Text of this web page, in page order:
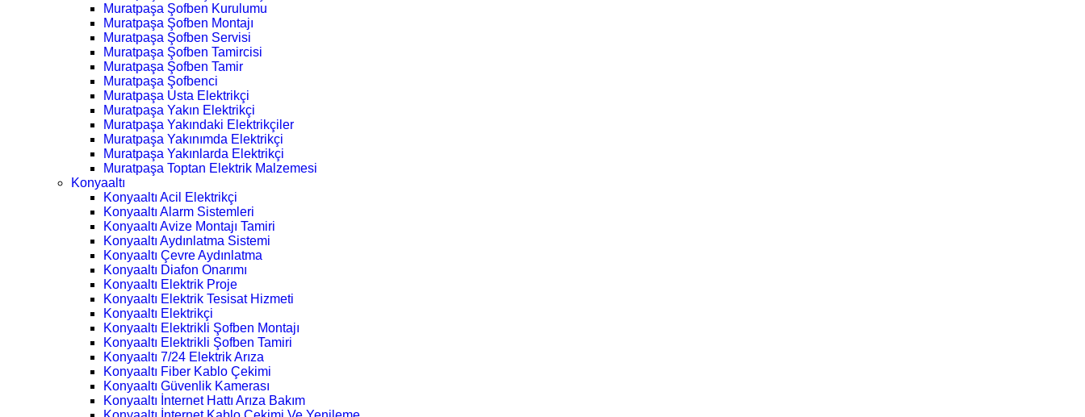
Muratpaşa Şofben Kurulumu
Muratpaşa Şofben Montajı
Muratpaşa Şofben Servisi
Muratpaşa Şofben Tamircisi
Muratpaşa Şofben Tamir
Muratpaşa Şofbenci
Muratpaşa Usta Elektrikçi
Muratpaşa Yakın Elektrikçi
Muratpaşa Yakındaki Elektrikçiler
Muratpaşa Yakınımda Elektrikçi
Muratpaşa Yakınlarda Elektrikçi
Muratpaşa Toptan Elektrik Malzemesi
Konyaaltı
Konyaaltı Acil Elektrikçi
Konyaaltı Alarm Sistemleri
Konyaaltı Avize Montajı Tamiri
Konyaaltı Aydınlatma Sistemi
Konyaaltı Çevre Aydınlatma
Konyaaltı Diafon Onarımı
Konyaaltı Elektrik Proje
Konyaaltı Elektrik Tesisat Hizmeti
Konyaaltı Elektrikçi
Konyaaltı Elektrikli Şofben Montajı
Konyaaltı Elektrikli Şofben Tamiri
Konyaaltı 7/24 Elektrik Arıza
Konyaaltı Fiber Kablo Çekimi
Konyaaltı Güvenlik Kamerası
Konyaaltı İnternet Hattı Arıza Bakım